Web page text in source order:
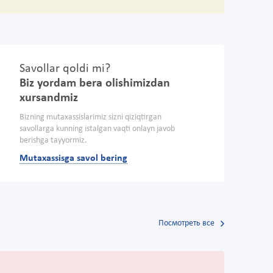
Savollar qoldi mi?
Biz yordam bera olishimizdan
xursandmiz
Bizning mutaxassislarimiz sizni qiziqtirgan
savollarga kunning istalgan vaqti onlayn javob
berishga tayyormiz.
Mutaxassisga savol bering
Посмотреть все